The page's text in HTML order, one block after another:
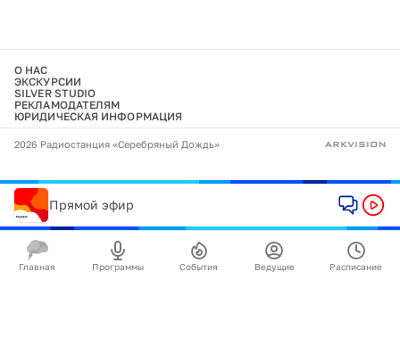
О НАС
ЭКСКУРСИИ
SILVER STUDIO
РЕКЛАМОДАТЕЛЯМ
ЮРИДИЧЕСКАЯ ИНФОРМАЦИЯ
2026 Радиостанция «Серебряный Дождь»
Прямой эфир
Главная Программы События Ведущие Расписание